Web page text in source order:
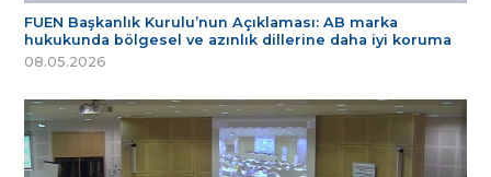
FUEN Başkanlık Kurulu’nun Açıklaması: AB marka
hukukunda bölgesel ve azınlık dillerine daha iyi koruma
08.05.2026